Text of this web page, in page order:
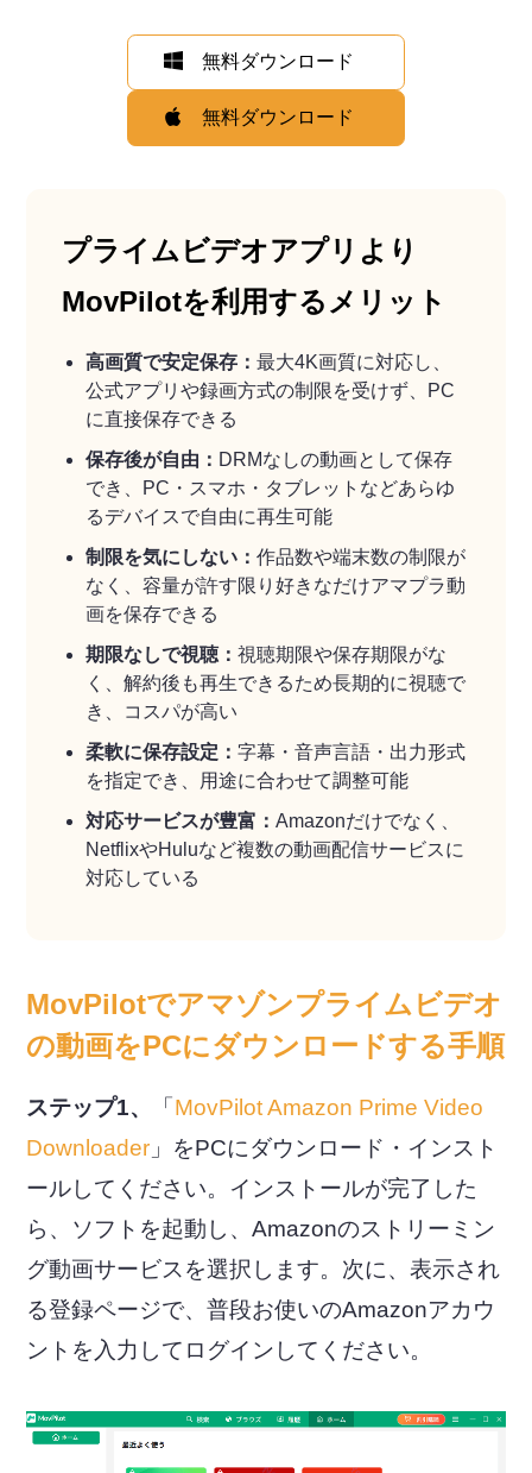
無料ダウンロード
無料ダウンロード
プライムビデオアプリより
MovPilotを利用するメリット
高画質で安定保存：最大4K画質に対応し、
公式アプリや録画方式の制限を受けず、PC
に直接保存できる
保存後が自由： DRMなしの動画として保存
でき、PC・スマホ・タブレットなどあらゆ
るデバイスで自由に再生可能
制限を気にしない：作品数や端末数の制限が
なく、容量が許す限り好きなだけアマプラ動
画を保存できる
期限なしで視聴：視聴期限や保存期限がな
く、解約後も再生できるため長期的に視聴で
き、コスパが高い
柔軟に保存設定：字幕・音声言語・出力形式
を指定でき、用途に合わせて調整可能
対応サービスが豊富：Amazonだけでなく、
NetflixやHuluなど複数の動画配信サービスに
対応している
MovPilotでアマゾンプライムビデオ
の動画をPCにダウンロードする手順
ステップ1、 「MovPilot Amazon Prime Video
Downloader 」をPCにダウンロード・インスト
ールしてください。インストールが完了した
ら、ソフトを起動し、Amazonのストリーミン
グ動画サービスを選択します。次に、表示され
る登録ページで、普段お使いのAmazonアカウ
ントを入力してログインしてください。